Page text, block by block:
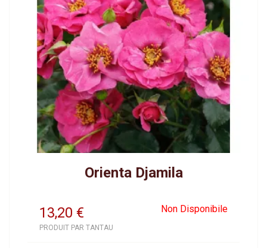
Orienta Djamila
13,20 Non Disponibile
€
PRODUIT PAR TANTAU